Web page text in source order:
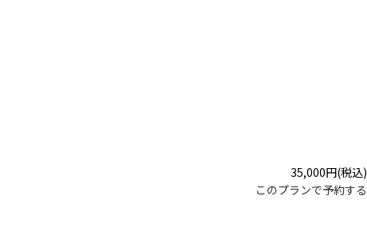
35,000円(税込)
このプランで予約する